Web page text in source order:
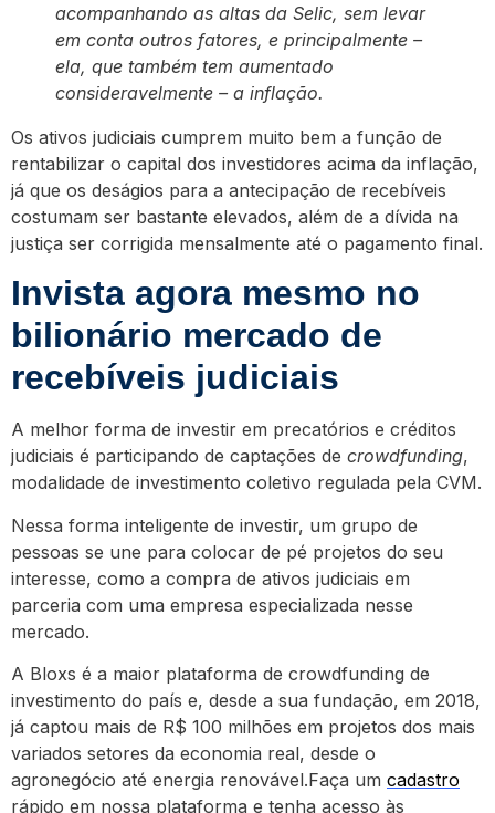
acompanhando as altas da Selic, sem levar
em conta outros fatores, e principalmente –
ela, que também tem aumentado
consideravelmente – a inflação.
Os ativos judiciais cumprem muito bem a função de
rentabilizar o capital dos investidores acima da inflação,
já que os deságios para a antecipação de recebíveis
costumam ser bastante elevados, além de a dívida na
justiça ser corrigida mensalmente até o pagamento final.
Invista agora mesmo no
bilionário mercado de
recebíveis judiciais
A melhor forma de investir em precatórios e créditos
judiciais é participando de captações de crowdfunding,
modalidade de investimento coletivo regulada pela CVM.
Nessa forma inteligente de investir, um grupo de
pessoas se une para colocar de pé projetos do seu
interesse, como a compra de ativos judiciais em
parceria com uma empresa especializada nesse
mercado.
A Bloxs é a maior plataforma de crowdfunding de
investimento do país e, desde a sua fundação, em 2018,
já captou mais de R$ 100 milhões em projetos dos mais
variados setores da economia real, desde o
agronegócio até energia renovável.Faça um cadastro
rápido em nossa plataforma e tenha acesso às